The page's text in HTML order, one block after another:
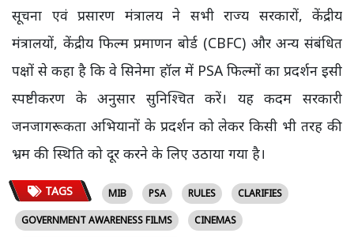
सूचना एवं प्रसारण मंत्रालय ने सभी राज्य सरकारों, केंद्रीय
मंत्रालयों, केंद्रीय फिल्म प्रमाणन बोर्ड (CBFC) और अन्य संबंधित
पक्षों से कहा है कि वे सिनेमा हॉल में PSA फिल्मों का प्रदर्शन इसी
स्पष्टीकरण के अनुसार सुनिश्चित करें। यह कदम सरकारी
जनजागरूकता अभियानों के प्रदर्शन को लेकर किसी भी तरह की
भ्रम की स्थिति को दूर करने के लिए उठाया गया है।
TAGS MIB PSA RULES
CLARIFIES
GOVERNMENT AWARENESS FILMS
CINEMAS